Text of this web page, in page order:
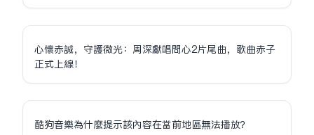
心懷赤誠，守護微光：周深獻唱問心2片尾曲，歌曲赤子
正式上線！
酷狗音樂為什麼提示該內容在當前地區無法播放？